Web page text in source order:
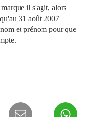
il s'agit, alors
31 août 2007
et prénom pour que